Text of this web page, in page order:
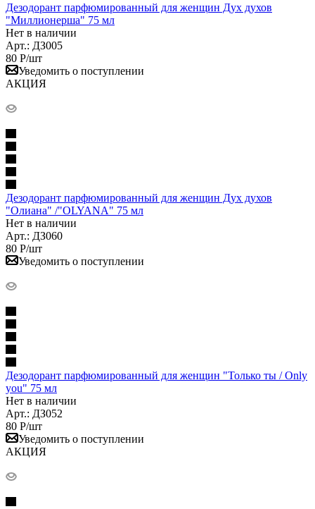
Дезодорант парфюмированный для женщин Дух духов
"Миллионерша" 75 мл
Нет в наличии
Арт.: ДЗ005
80 Р/шт
Уведомить о поступлении
АКЦИЯ
Дезодорант парфюмированный для женщин Дух духов
"Олиана" /"OLYANA" 75 мл
Нет в наличии
Арт.: ДЗ060
80 Р/шт
Уведомить о поступлении
Дезодорант парфюмированный для женщин "Только ты / Only
you" 75 мл
Нет в наличии
Арт.: ДЗ052
80 Р/шт
Уведомить о поступлении
АКЦИЯ